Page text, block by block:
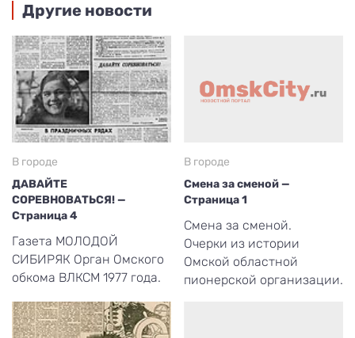
Другие новости
В городе
ДАВАЙТЕ
СОРЕВНОВАТЬСЯ! —
Страница 4
Газета МОЛОДОЙ
СИБИРЯК Орган Омского
обкома ВЛКСМ 1977 года.
В городе
Смена за сменой —
Страница 1
Смена за сменой.
Очерки из истории
Омской областной
пионерской организации.